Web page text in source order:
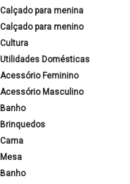
Calçado para menina
Calçado para menino
Cultura
Utilidades Domésticas
Acessório Feminino
Acessório Masculino
Banho
Brinquedos
Cama
Mesa
Banho